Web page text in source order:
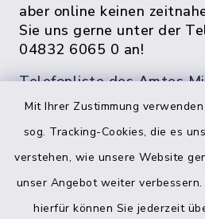
Mit Ihrer Zustimmung
sog. Tracking-Cookies, die es
verstehen, wie unsere Website
unser Angebot weiter
hierfür können Sie jederzeit
aber online keinen
Sie uns gerne unter der
04832 6065 0 an!
Telefonliste des Amtes